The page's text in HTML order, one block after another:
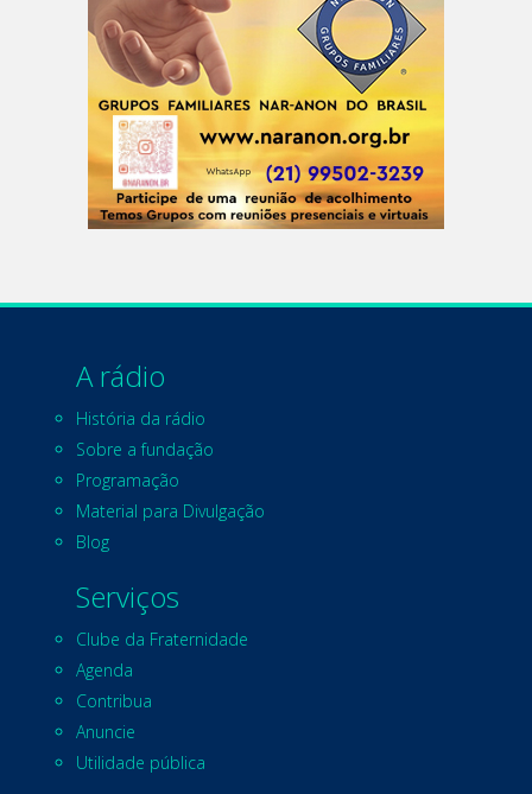
A rádio
História da rádio
Sobre a fundação
Programação
Material para Divulgação
Blog
Serviços
Clube da Fraternidade
Agenda
Contribua
Anuncie
Utilidade pública